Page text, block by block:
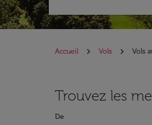
Accueil Vols Vols
Trouvez les
De